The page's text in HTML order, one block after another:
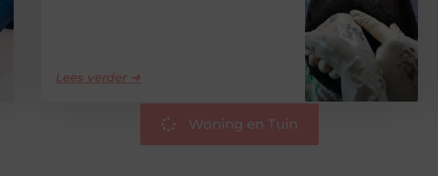
Lees verder ➜
Woning en Tuin